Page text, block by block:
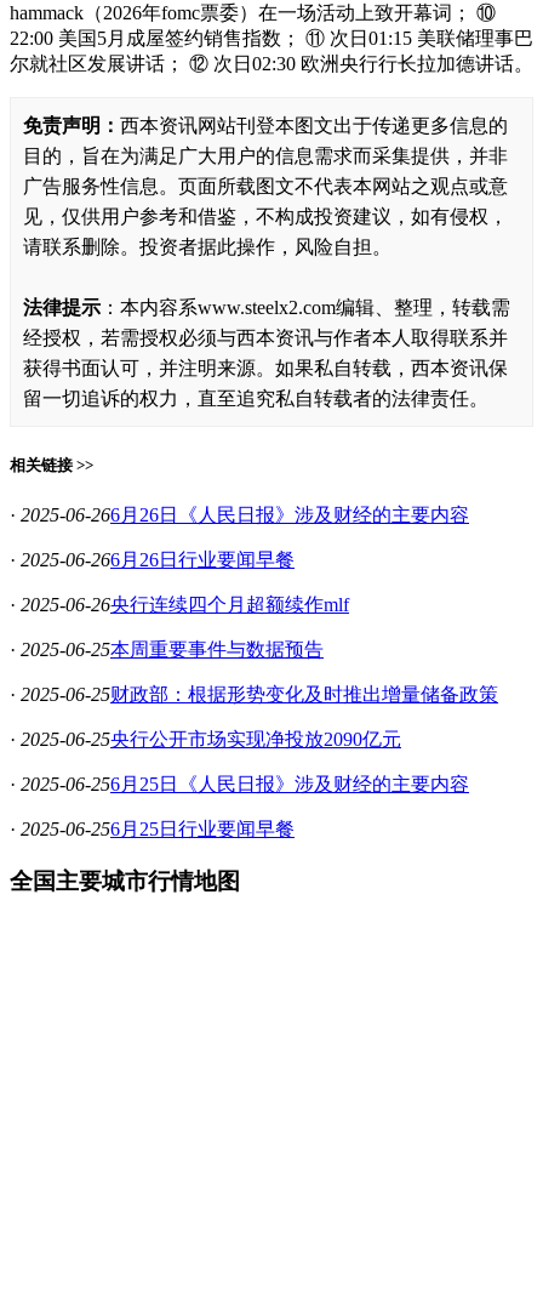
hammack（2026年fomc票委）在一场活动上致开幕词； ⑩
22:00 美国5月成屋签约销售指数； ⑪ 次日01:15 美联储理事巴
尔就社区发展讲话； ⑫ 次日02:30 欧洲央行行长拉加德讲话。
免责声明： 西本资讯网站刊登本图文出于传递更多信息的
目的，旨在为满足广大用户的信息需求而采集提供，并非
广告服务性信息。页面所载图文不代表本网站之观点或意
见，仅供用户参考和借鉴，不构成投资建议，如有侵权，
请联系删除。投资者据此操作，风险自担。
法律提示 ：本内容系www.steelx2.com编辑、整理，转载需
经授权，若需授权必须与西本资讯与作者本人取得联系并
获得书面认可，并注明来源。如果私自转载，西本资讯保
留一切追诉的权力，直至追究私自转载者的法律责任。
相关链接 >>
· 2025-06-266月26日《人民日报》涉及财经的主要内容
· 2025-06-266月26日行业要闻早餐
· 2025-06-26央行连续四个月超额续作mlf
· 2025-06-25本周重要事件与数据预告
· 2025-06-25财政部：根据形势变化及时推出增量储备政策
· 2025-06-25央行公开市场实现净投放2090亿元
· 2025-06-256月25日《人民日报》涉及财经的主要内容
· 2025-06-256月25日行业要闻早餐
全国主要城市行情地图